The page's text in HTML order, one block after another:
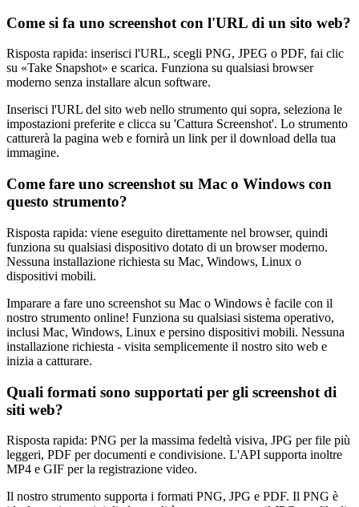
Come si fa uno screenshot con l'URL di un sito web?
Risposta rapida: inserisci l'URL, scegli PNG, JPEG o PDF, fai clic
su «Take Snapshot» e scarica. Funziona su qualsiasi browser
moderno senza installare alcun software.
Inserisci l'URL del sito web nello strumento qui sopra, seleziona le
impostazioni preferite e clicca su 'Cattura Screenshot'. Lo strumento
catturerà la pagina web e fornirà un link per il download della tua
immagine.
Come fare uno screenshot su Mac o Windows con
questo strumento?
Risposta rapida: viene eseguito direttamente nel browser, quindi
funziona su qualsiasi dispositivo dotato di un browser moderno.
Nessuna installazione richiesta su Mac, Windows, Linux o
dispositivi mobili.
Imparare a fare uno screenshot su Mac o Windows è facile con il
nostro strumento online! Funziona su qualsiasi sistema operativo,
inclusi Mac, Windows, Linux e persino dispositivi mobili. Nessuna
installazione richiesta - visita semplicemente il nostro sito web e
inizia a catturare.
Quali formati sono supportati per gli screenshot di
siti web?
Risposta rapida: PNG per la massima fedeltà visiva, JPG per file più
leggeri, PDF per documenti e condivisione. L'API supporta inoltre
MP4 e GIF per la registrazione video.
Il nostro strumento supporta i formati PNG, JPG e PDF. Il PNG è